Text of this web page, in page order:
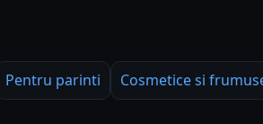
Pentru parinti Cosmetice si